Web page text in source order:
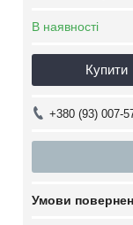
В наявності
Купити
+380 (93) 007-